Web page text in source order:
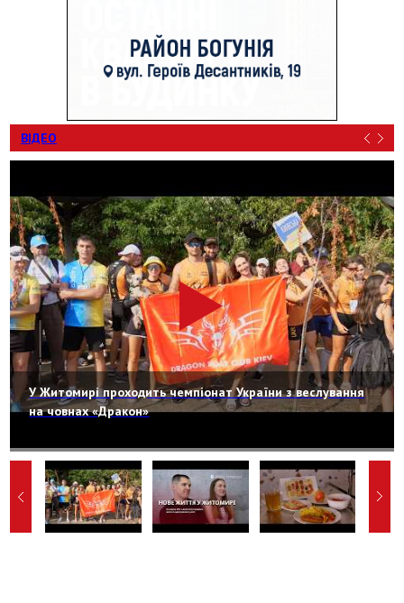
ВІДЕО
У Житомирі проходить чемпіонат України з веслування
на човнах «Дракон»